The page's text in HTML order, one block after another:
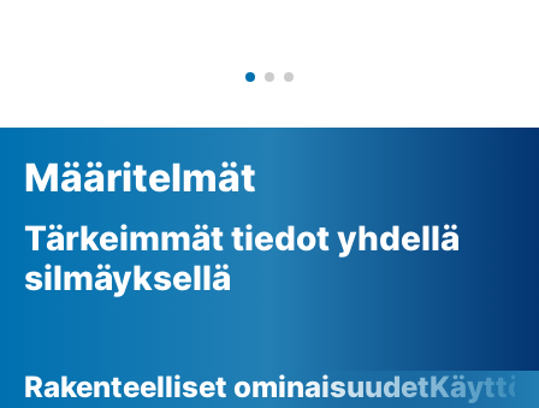
Määritelmät
Tärkeimmät tiedot yhdellä
silmäyksellä
Rakenteelliset ominaisuudet